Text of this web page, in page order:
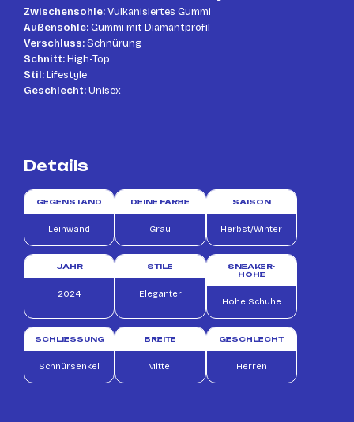
Zwischensohle:Vulkanisiertes Gummi
Außensohle:Gummi mit Diamantprofil
Verschluss:Schnürung
Schnitt:High-Top
Stil:Lifestyle
Geschlecht:Unisex
Details
GEGENSTAND
Leinwand
DEINE FARBE
Grau
SAISON
Herbst/Winter
JAHR
2024
STILE
Eleganter
SNEAKER-
HÖHE
Hohe Schuhe
SCHLIESSUNG
Schnürsenkel
BREITE
Mittel
GESCHLECHT
Herren